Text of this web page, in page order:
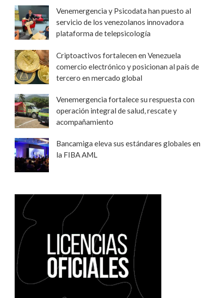
Venemergencia y Psicodata han puesto al
servicio de los venezolanos innovadora
plataforma de telepsicología
Criptoactivos fortalecen en Venezuela
comercio electrónico y posicionan al país de
tercero en mercado global
Venemergencia fortalece su respuesta con
operación integral de salud, rescate y
acompañamiento
Bancamiga eleva sus estándares globales en
la FIBA AML